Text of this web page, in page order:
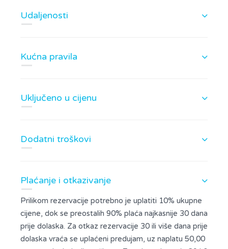
Udaljenosti
Kućna pravila
Uključeno u cijenu
Dodatni troškovi
Plaćanje i otkazivanje
Prilikom rezervacije potrebno je uplatiti 10% ukupne
cijene, dok se preostalih 90% plaća najkasnije 30 dana
prije dolaska. Za otkaz rezervacije 30 ili više dana prije
dolaska vraća se uplaćeni predujam, uz naplatu 50,00